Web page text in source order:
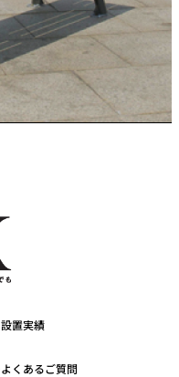
設置実績
よくあるご質問